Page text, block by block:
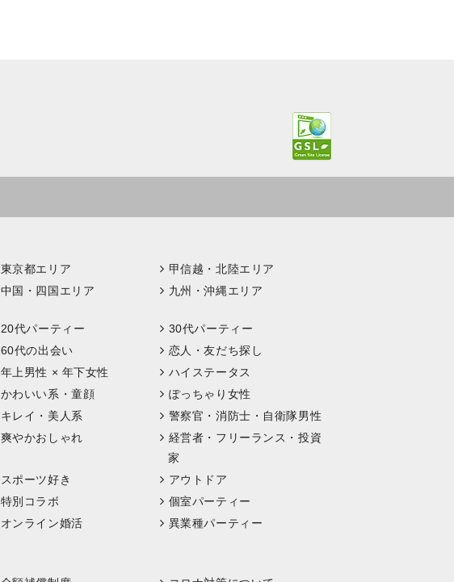
東京都エリア
甲信越・北陸エリア
中国・四国エリア 九州・沖縄エリア
20代パーティー
30代パーティー
60代の出会い
恋人・友だち探し
年上男性 × 年下女性
ハイステータス
かわいい系・童顔
ぽっちゃり女性
キレイ・美人系
警察官・消防士・自衛隊男性
爽やかおしゃれ
経営者・フリーランス・投資
家
スポーツ好き
アウトドア
特別コラボ
個室パーティー
オンライン婚活
異業種パーティー